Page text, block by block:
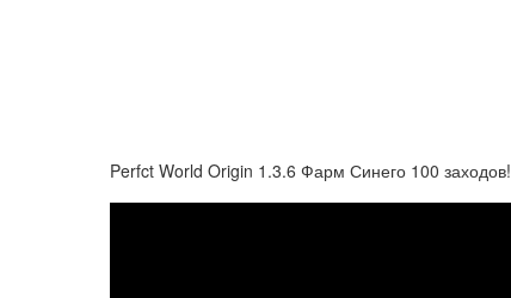
Perfct World Origin 1.3.6 Фарм Синего 100 заходов!